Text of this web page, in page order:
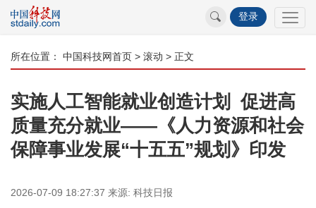
登录
所在位置： 中国科技网首页 > 滚动 > 正文
实施人工智能就业创造计划 促进高
质量充分就业——《人力资源和社会
保障事业发展“十五五”规划》印发
2026-07-09 18:27:37 来源: 科技日报